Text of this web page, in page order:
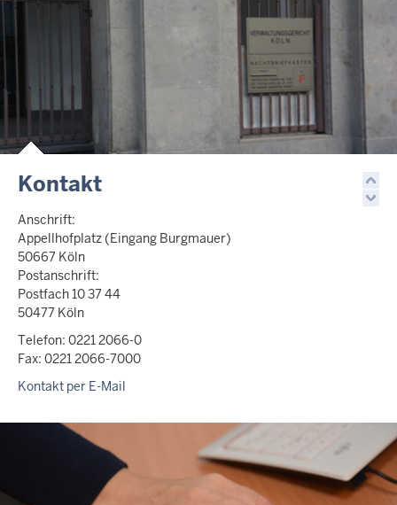
Kontakt
Anschrift:
Appellhofplatz (Eingang Burgmauer)
50667 Köln
Postanschrift:
Postfach 10 37 44
50477 Köln
Telefon: 0221 2066-0
Fax: 0221 2066-7000
Kontakt per E-Mail